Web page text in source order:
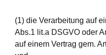
(1) die Verarbeitung auf
Abs.1 lit.a DSGVO oder
auf einem Vertrag gem.